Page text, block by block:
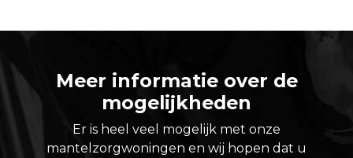
Meer informatie over de
mogelijkheden
Er is heel veel mogelijk met onze
mantelzorgwoningen en wij hopen dat u